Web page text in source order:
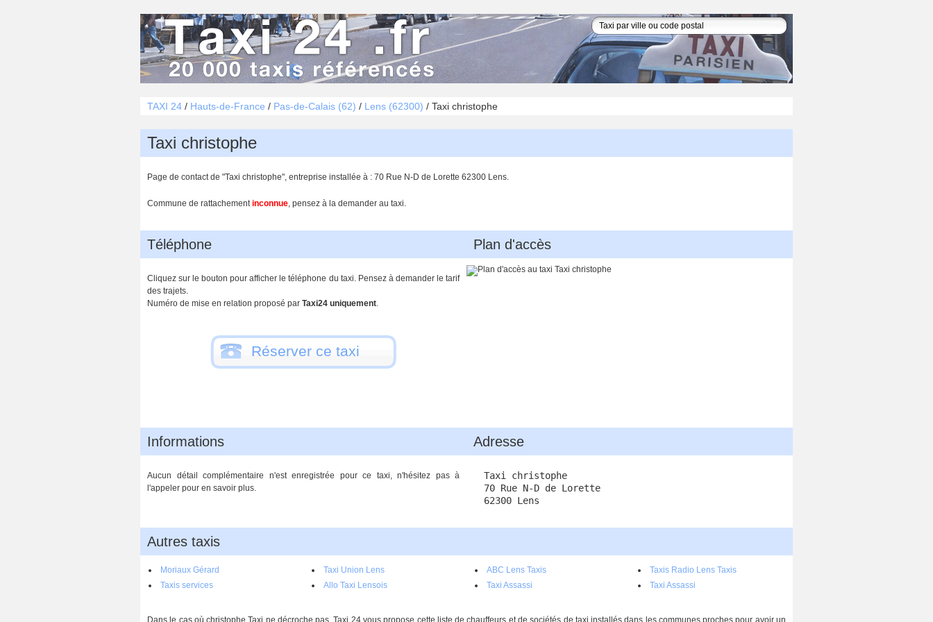
TAXI 24 / Hauts-de-France / Pas-de-Calais (62) / Lens (62300) / Taxi christophe
Taxi christophe
Page de contact de "Taxi christophe", entreprise installée à : 70 Rue N-D de Lorette 62300 Lens.
Commune de rattachementinconnue, pensez à la demander au taxi.
Téléphone
Cliquez sur le bouton pour afficher le téléphone du taxi. Pensez à demander le tarif
des trajets.
Numéro de mise en relation proposé par Taxi24 uniquement.
Réserver ce taxi
Plan d'accès
Informations
Aucun détail complémentaire n'est enregistrée pour ce taxi, n'hésitez pas à
l'appeler pour en savoir plus.
Adresse
Taxi christophe
70 Rue N-D de Lorette
62300 Lens
Autres taxis
Moriaux Gérard Taxi Union Lens ABC Lens Taxis
Taxis Radio Lens Taxis
Taxis services
Allo Taxi Lensois Taxi Assassi Taxi Assassi
Dans le cas où christophe Taxi ne décroche pas, Taxi 24 vous propose cette liste de chauffeurs et de sociétés de taxi installés dans les communes proches pour avoir un